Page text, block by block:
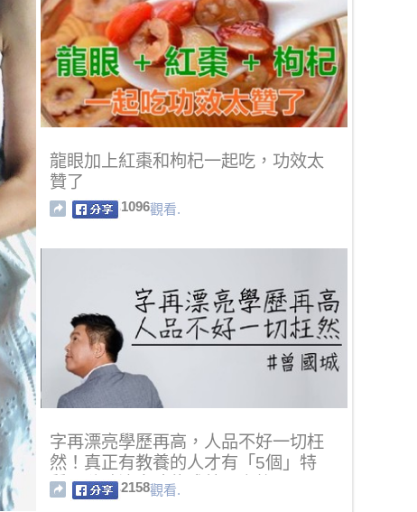
龍眼加上紅棗和枸杞一起吃，功效太
贊了
1096觀看.
字再漂亮學歷再高，人品不好一切枉
然！真正有教養的人才有「5個」特
質，隨時注意才能成就更高格局
2158觀看.